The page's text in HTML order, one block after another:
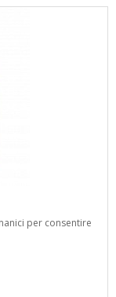
per consentire